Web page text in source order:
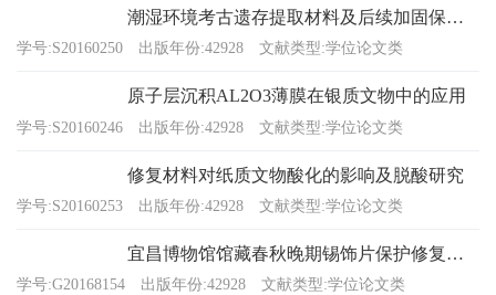
潮湿环境考古遗存提取材料及后续加固保护材料的匹配性研究
学号:S20160250 出版年份:42928 文献类型:学位论文类
原子层沉积AL2O3薄膜在银质文物中的应用
学号:S20160246 出版年份:42928 文献类型:学位论文类
修复材料对纸质文物酸化的影响及脱酸研究
学号:S20160253 出版年份:42928 文献类型:学位论文类
宜昌博物馆馆藏春秋晚期锡饰片保护修复研究
学号:G20168154 出版年份:42928 文献类型:学位论文类